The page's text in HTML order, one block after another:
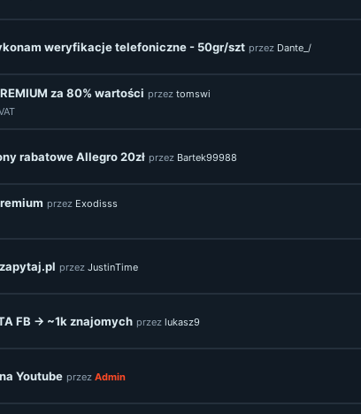
weryfikacje telefoniczne - 50gr/szt przez Dante_/
za 80% wartości przez tomswi
rabatowe Allegro 20zł przez Bartek99988
przez Exodisss
przez JustinTime
FB -> ~1k znajomych przez lukasz9
Youtube przez Admin